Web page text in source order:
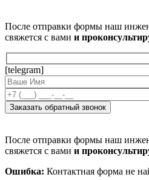
После отправки формы наш
свяжется с вами и
[telegram]
После отправки формы наш
свяжется с вами и
Ошибка: Контактная форма не